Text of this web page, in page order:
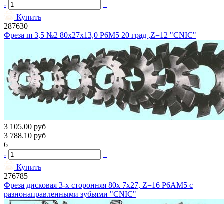
-
+
Купить
287630
Фреза m 3,5 №2 80х27х13,0 Р6М5 20 град ,Z=12 "CNIC"
3 105.00 руб
3 788.10 руб
6
-
+
Купить
276785
Фреза дисковая 3-х сторонняя 80х 7х27, Z=16 Р6АМ5 с
разнонаправленными зубьями "CNIC"